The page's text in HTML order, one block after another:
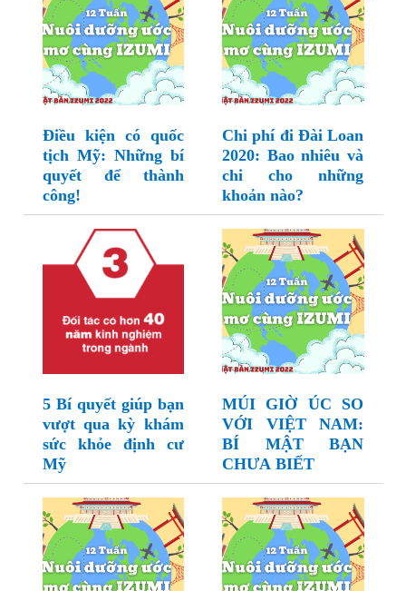
Điều kiện có quốc
tịch Mỹ: Những bí
quyết để thành
công!
Chi phí đi Đài Loan
2020: Bao nhiêu và
chi cho những
khoản nào?
5 Bí quyết giúp bạn
vượt qua kỳ khám
sức khỏe định cư
Mỹ
MÚI GIỜ ÚC SO
VỚI VIỆT NAM:
BÍ MẬT BẠN
CHƯA BIẾT